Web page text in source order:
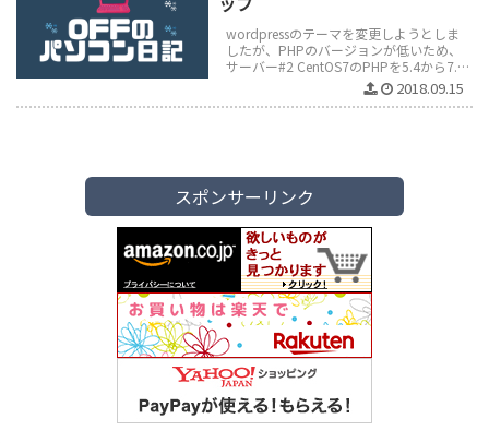
wordpressのテーマを変更しようとしま
したが、PHPのバージョンが低いため、
サーバー#2 CentOS7のPHPを5.4から7.2
にバージョンアップしました。現在の
2018.09.15
スポンサーリンク